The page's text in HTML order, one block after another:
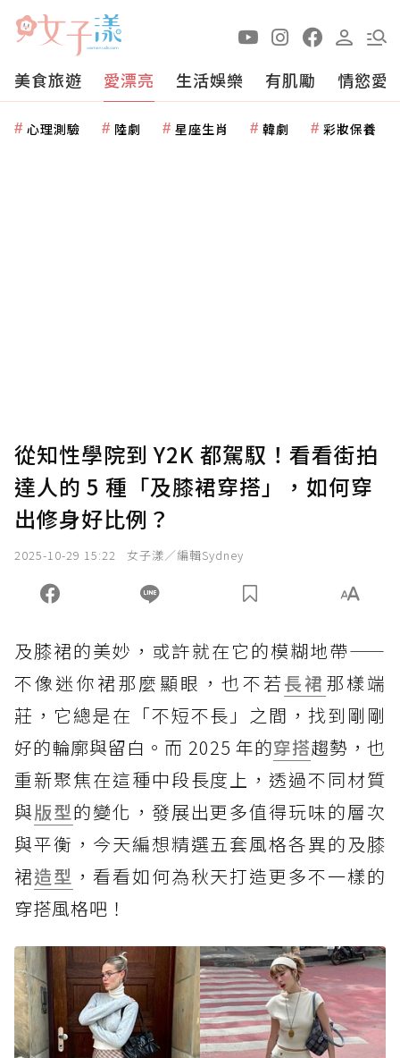
美食旅遊 愛漂亮 生活娛樂 有肌勵 情慾愛
心理測驗 陸劇 星座生肖 韓劇 彩妝保養
從知性學院到 Y2K 都駕馭！看看街拍
達人的 5 種「及膝裙穿搭」，如何穿
出修身好比例？
2025-10-29 15:22 女子漾／編輯Sydney
及膝裙的美妙，或許就在它的模糊地帶——
不像迷你裙那麼顯眼，也不若長裙 那樣端
莊，它總是在「不短不長」之間，找到剛剛
好的輪廓與留白。而 2025 年的穿搭趨勢，也
重新聚焦在這種中段長度上，透過不同材質
與版型的變化，發展出更多值得玩味的層次
與平衡，今天編想精選五套風格各異的及膝
裙造型 ，看看如何為秋天打造更多不一樣的
穿搭風格吧！